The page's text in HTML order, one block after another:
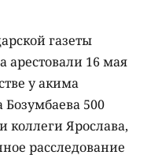
газеты
арестовали 16 мая
у акима
Бозумбаева 500
коллеги Ярослава,
расследование